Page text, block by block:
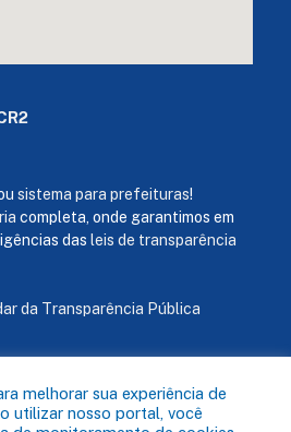
sistema para prefeituras!
completa, onde garantimos em
das leis de transparência
da Transparência Pública
a Câmara de Capanema
melhorar sua experiência de
utilizar nosso portal, você